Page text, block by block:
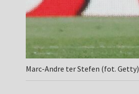
Marc-Andre ter Stefen (fot. Getty)